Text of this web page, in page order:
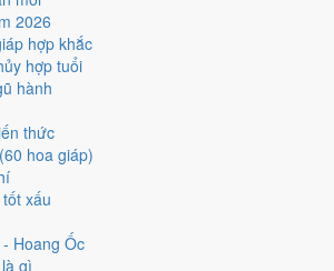
2026
hợp khắc
hợp tuổi
hành
thức
hoa giáp)
xấu
Hoang Ốc
gì
Ngọc Đường hoàng đạo
làNgày Cát
tuổi
7.1/10
xem mục xử lý bên dưới.
2026 tốt hay xấu cho